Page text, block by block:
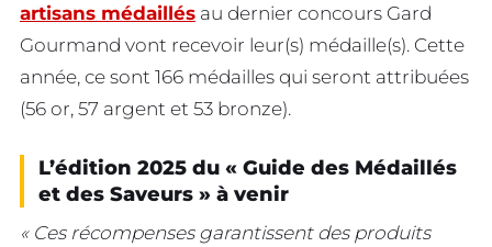
artisans médaillés au dernier concours Gard
Gourmand vont recevoir leur(s) médaille(s). Cette
année, ce sont 166 médailles qui seront attribuées
(56 or, 57 argent et 53 bronze).
L’édition 2025 du « Guide des Médaillés
et des Saveurs » à venir
« Ces récompenses garantissent des produits